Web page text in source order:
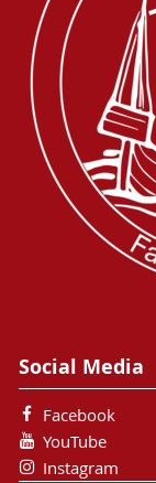
Social Media
Facebook
YouTube
Instagram